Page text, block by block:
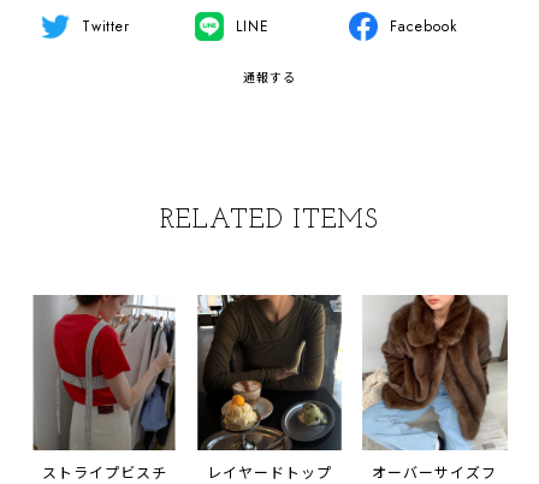
Twitter LINE Facebook
通報する
RELATED ITEMS
ストライプビスチ
レイヤードトップ
オーバーサイズフ